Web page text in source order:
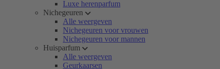
Luxe herenparfum
Nichegeuren
Alle weergeven
Nichegeuren voor vrouwen
Nichegeuren voor mannen
Huisparfum
Alle weergeven
Geurkaarsen